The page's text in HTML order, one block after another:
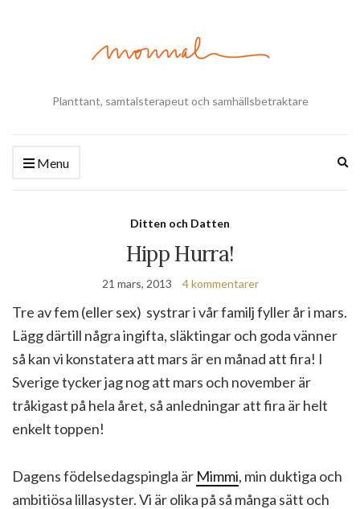
Planttant, samtalsterapeut och samhällsbetraktare
Menu
Ditten och Datten
Hipp Hurra!
21 mars, 2013 4 kommentarer
Tre av fem (eller sex) systrar i vår familj fyller år i mars.
Lägg därtill några ingifta, släktingar och goda vänner
så kan vi konstatera att mars är en månad att fira! I
Sverige tycker jag nog att mars och november är
tråkigast på hela året, så anledningar att fira är helt
enkelt toppen!
Dagens födelsedagspingla är Mimmi, min duktiga och
ambitiösa lillasyster. Vi är olika på så många sätt och